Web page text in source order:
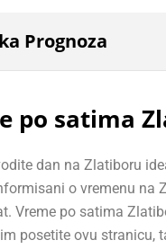
Prognoza
po satima
dan na Zlatiboru
o vremenu na
Vreme po satima
posetite ovu stranicu,